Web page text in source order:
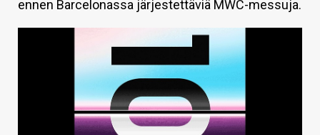
HINTA.FI
VAIHDA TEEMA
ennen Barcelonassa järjestettäviä MWC-messuja.